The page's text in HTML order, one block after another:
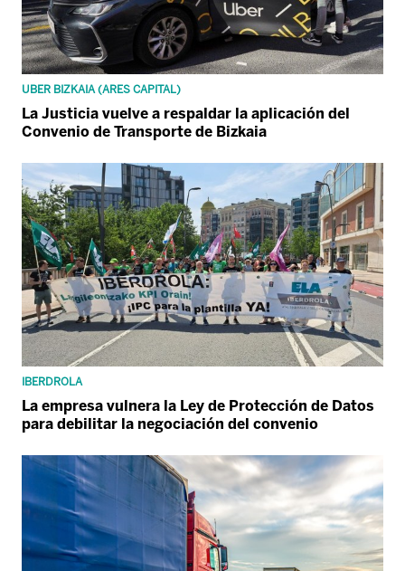
UBER BIZKAIA (ARES CAPITAL)
La Justicia vuelve a respaldar la aplicación del
Convenio de Transporte de Bizkaia
IBERDROLA
La empresa vulnera la Ley de Protección de Datos
para debilitar la negociación del convenio